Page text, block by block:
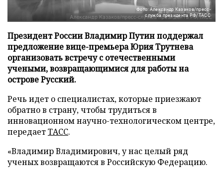
Фото: Александр Казаков/пресс-
служба президента РФ/ТАСС
Президент России Владимир Путин поддержал
предложение вице-премьера Юрия Трутнева
организовать встречу с отечественными
учеными, возвращающимися для работы на
острове Русский.
Речь идет о специалистах, которые приезжают
обратно в страну, чтобы трудиться в
инновационном научно-технологическом центре,
передаетТАСС.
«Владимир Владимирович, у нас целый ряд
ученых возвращаются в Российскую Федерацию.